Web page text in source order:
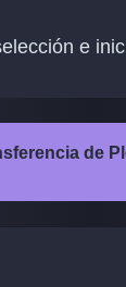
e
de